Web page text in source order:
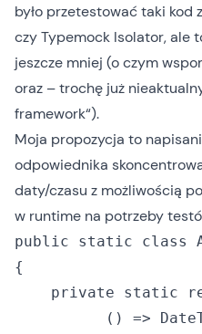
było przetestować taki kod
czyTypemock Isolator, ale
jeszcze mniej (o czym
oraz – trochę już
framework“).
Moja propozycja to
odpowiednika
daty/czasu z możliwością
w runtime na potrzeby
public static class
{
private static
() =>